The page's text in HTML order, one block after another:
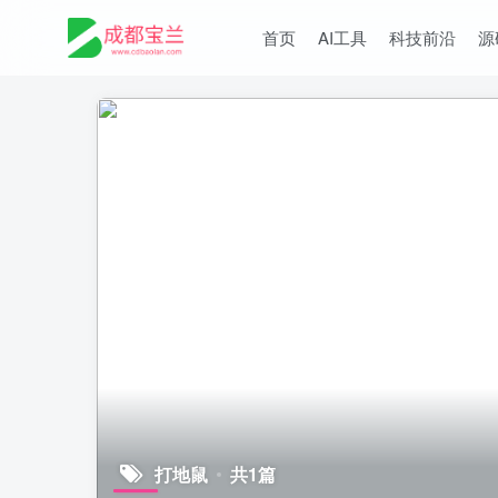
首页 AI工具 科技前沿
打地鼠 共1篇